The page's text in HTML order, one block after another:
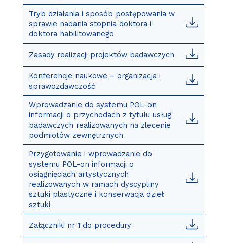
Tryb działania i sposób postępowania w
sprawie nadania stopnia doktora i
doktora habilitowanego
Zasady realizacji projektów badawczych
Konferencje naukowe – organizacja i
sprawozdawczość
Wprowadzanie do systemu POL-on
informacji o przychodach z tytułu usług
badawczych realizowanych na zlecenie
podmiotów zewnętrznych
Przygotowanie i wprowadzanie do
systemu POL-on informacji o
osiągnięciach artystycznych
realizowanych w ramach dyscypliny
sztuki plastyczne i konserwacja dzieł
sztuki
Załączniki nr 1 do procedury